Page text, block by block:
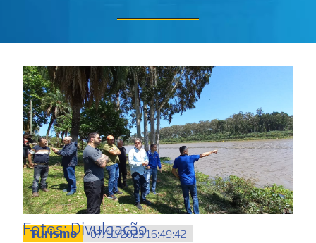
Fotos: Divulgação
Turismo 07/11/2023 16:49:42